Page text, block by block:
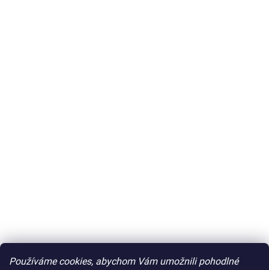
Používáme cookies, abychom Vám umožnili pohodlné